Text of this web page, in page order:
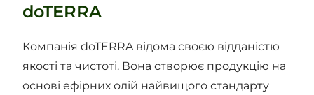
doTERRA
Компанія doTERRA відома своєю відданістю
якості та чистоті. Вона створює продукцію на
основі ефірних олій найвищого стандарту